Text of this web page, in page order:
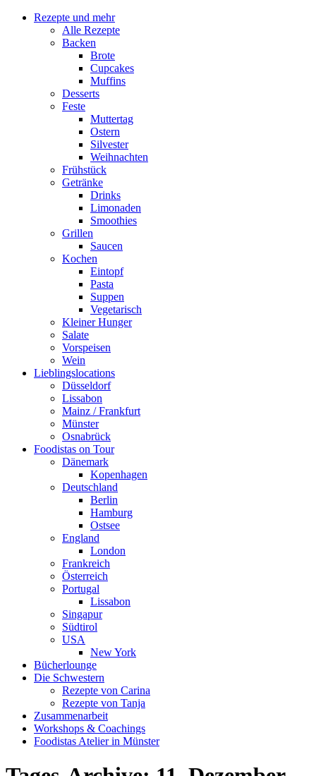
Rezepte und mehr
Alle Rezepte
Backen
Brote
Cupcakes
Muffins
Desserts
Feste
Muttertag
Ostern
Silvester
Weihnachten
Frühstück
Getränke
Drinks
Limonaden
Smoothies
Grillen
Saucen
Kochen
Eintopf
Pasta
Suppen
Vegetarisch
Kleiner Hunger
Salate
Vorspeisen
Wein
Lieblingslocations
Düsseldorf
Lissabon
Mainz / Frankfurt
Münster
Osnabrück
Foodistas on Tour
Dänemark
Kopenhagen
Deutschland
Berlin
Hamburg
Ostsee
England
London
Frankreich
Österreich
Portugal
Lissabon
Singapur
Südtirol
USA
New York
Bücherlounge
Die Schwestern
Rezepte von Carina
Rezepte von Tanja
Zusammenarbeit
Workshops & Coachings
Foodistas Atelier in Münster